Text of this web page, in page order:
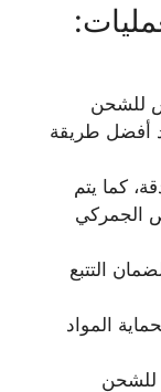
للشحن
أفضل طريقة
كما يتم
الجمركي
التتبع
المواد
للشحن